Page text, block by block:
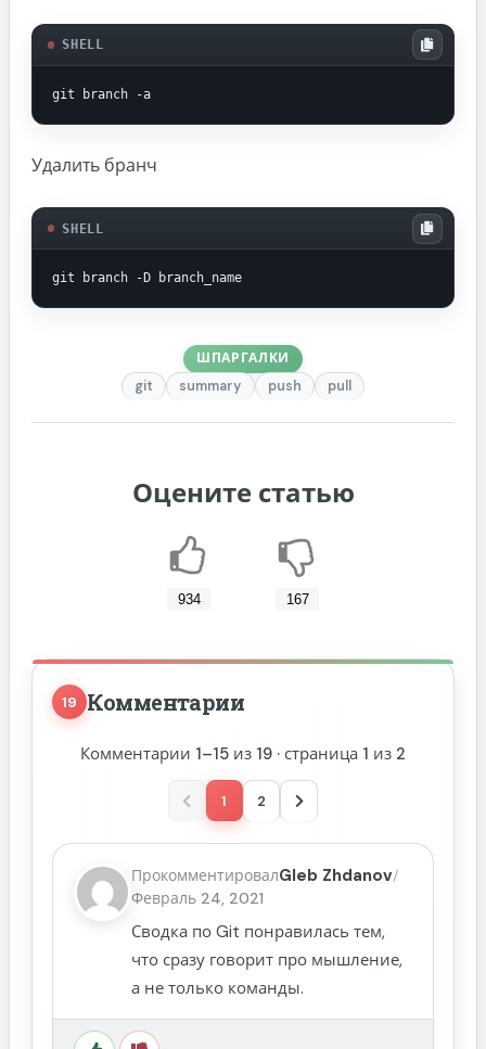
SHELL
git branch -a
Удалить бранч
SHELL
git branch -D branch_name
ШПАРГАЛКИ
git summary push pull
Оцените статью
934 167
19 Комментарии
Комментарии 1–15 из 19 · страница 1 из 2
Назад1 2 Вперёд
ПрокомментировалGleb Zhdanov/
Февраль 24, 2021
Сводка по Git понравилась тем,
что сразу говорит про мышление,
а не только команды.